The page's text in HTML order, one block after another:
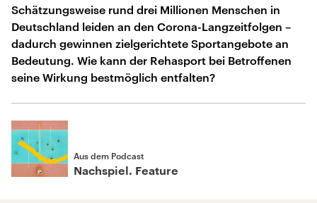
Schätzungsweise rund drei Millionen Menschen in
Deutschland leiden an den Corona-Langzeitfolgen –
dadurch gewinnen zielgerichtete Sportangebote an
Bedeutung. Wie kann der Rehasport bei Betroffenen
seine Wirkung bestmöglich entfalten?
Aus dem Podcast
Nachspiel. Feature